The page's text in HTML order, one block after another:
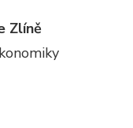
Zlíně